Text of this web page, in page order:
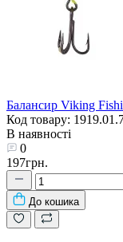
Балансир Viking
Код товару:
В наявності
0
197грн.
До кошика